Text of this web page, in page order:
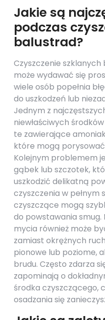
Jakie są
podczas
balustrad?
Czyszczenie
może wydawać się
wiele osób popełnia
do uszkodzeń lub
Jednym z
niewłaściwych
te zawierające
które mogą porysować
Kolejnym problemem
gąbek lub szczotek,
uszkodzić delikatną
czyszczenia w pełnym
czyszczące mogą
do powstawania smug.
mycia również może
zamiast okrężnych
pionowe lub poziome,
brudu. Często zdarza
zapominają o
środka czyszczącego,
osadzania się